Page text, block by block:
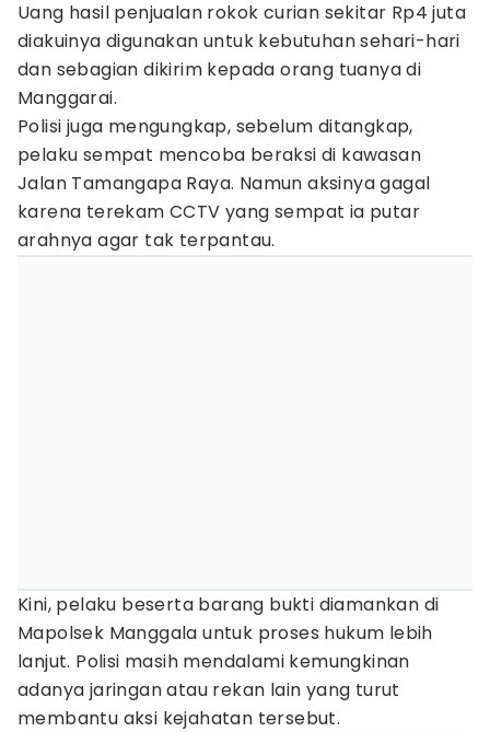
Uang hasil penjualan rokok curian sekitar Rp4 juta
diakuinya digunakan untuk kebutuhan sehari-hari
dan sebagian dikirim kepada orang tuanya di
Manggarai.
Polisi juga mengungkap, sebelum ditangkap,
pelaku sempat mencoba beraksi di kawasan
Jalan Tamangapa Raya. Namun aksinya gagal
karena terekam CCTV yang sempat ia putar
arahnya agar tak terpantau.
Kini, pelaku beserta barang bukti diamankan di
Mapolsek Manggala untuk proses hukum lebih
lanjut. Polisi masih mendalami kemungkinan
adanya jaringan atau rekan lain yang turut
membantu aksi kejahatan tersebut.